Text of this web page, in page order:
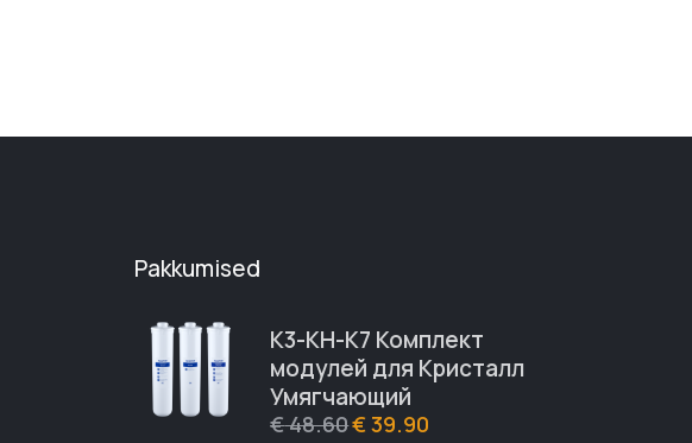
Pakkumised
К3-КН-К7 Комплект
модулей для Кристалл
Умягчающий
€48.60€ 39.90